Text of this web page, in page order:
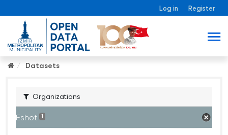
Log in Register
Datasets
Organizations
Eshot 1